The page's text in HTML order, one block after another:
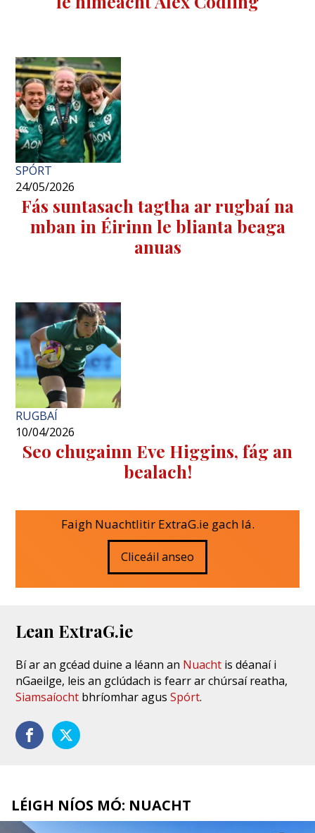
SPÓRT
24/05/2026
Fás suntasach tagtha ar rugbaí na
mban in Éirinn le blianta beaga
anuas
RUGBAÍ
10/04/2026
Seo chugainn Eve Higgins, fág an
bealach!
Faigh Nuachtlitir ExtraG.ie gach lá.
Cliceáil anseo
Lean ExtraG.ie
Bí ar an gcéad duine a léann an Nuacht is déanaí i
nGaeilge, leis an gclúdach is fearr ar chúrsaí reatha,
Siamsaíocht bhríomhar agusSpórt.
LÉIGH NÍOS MÓ: NUACHT